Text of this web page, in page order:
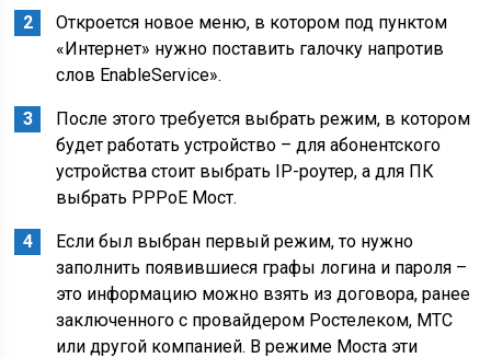
Откроется новое меню, в котором под пунктом
«Интернет» нужно поставить галочку напротив
слов EnableService».
После этого требуется выбрать режим, в котором
будет работать устройство – для абонентского
устройства стоит выбрать IP-роутер, а для ПК
выбрать PPPoE Мост.
Если был выбран первый режим, то нужно
заполнить появившиеся графы логина и пароля –
это информацию можно взять из договора, ранее
заключенного с провайдером Ростелеком, МТС
или другой компанией. В режиме Моста эти